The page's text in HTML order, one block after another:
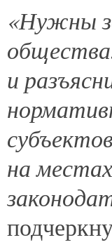
«Нужны
и
на